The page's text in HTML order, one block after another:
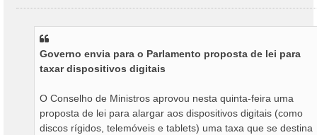
e
Governo envia para o Parlamento proposta de lei para
taxar dispositivos digitais
O Conselho de Ministros aprovou nesta quinta-feira uma
proposta de lei para alargar aos dispositivos digitais (como
discos rígidos, telemóveis e tablets) uma taxa que se destina